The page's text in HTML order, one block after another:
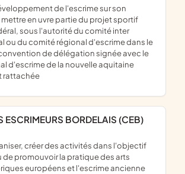
en uvre partie du projet sportif
sous l'autorité du comité inter
ou du comité régional d'escrime dans le
de délégation signée avec le
d'escrime de la nouvelle aquitaine
rattachée
ESCRIMEURS BORDELAIS (CEB)
de promouvoir la pratique des arts
européens et l'escrime ancienne